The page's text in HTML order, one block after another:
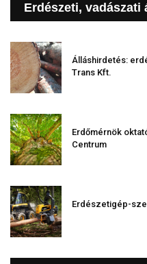
Erdészeti, vadászati
Álláshirdetés:
Trans Kft.
Erdőmérnök
Centrum
Erdészetigép-